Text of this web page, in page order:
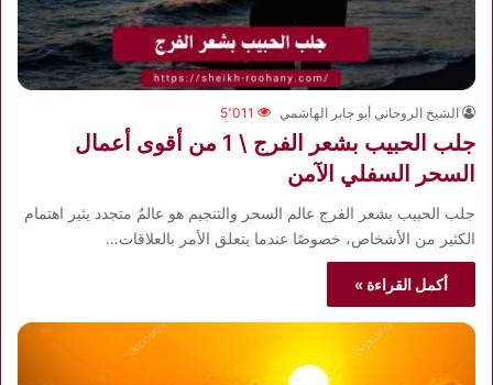
الشيخ الروحاني أبو جابر الهاشمي 5٬011
جلب الحبيب بشعر الفرج \ 1 من أقوى أعمال
السحر السفلي الآمن
جلب الحبيب بشعر الفرج عالم السحر والتنجيم هو عالمٌ متجدد يثير اهتمام
الكثير من الأشخاص، خصوصًا عندما يتعلق الأمر بالعلاقات…
أكمل القراءة »